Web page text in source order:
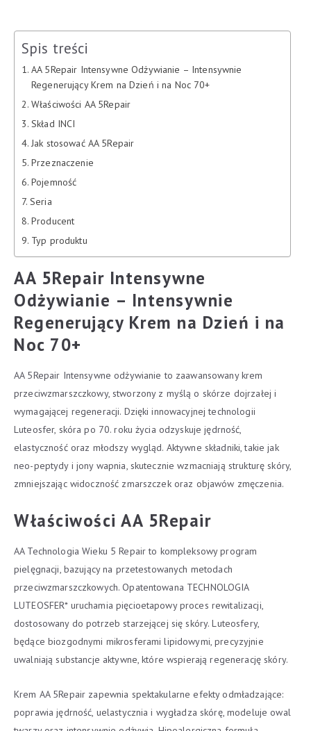
ml
Spis treści
AA 5Repair Intensywne Odżywianie – Intensywnie
Regenerujący Krem na Dzień i na Noc 70+
Właściwości AA 5Repair
Skład INCI
Jak stosować AA 5Repair
Przeznaczenie
Pojemność
Seria
Producent
Typ produktu
AA 5Repair Intensywne
Odżywianie – Intensywnie
Regenerujący Krem na Dzień i na
Noc 70+
AA 5Repair Intensywne odżywianie to zaawansowany krem
przeciwzmarszczkowy, stworzony z myślą o skórze dojrzałej i
wymagającej regeneracji. Dzięki innowacyjnej technologii
Luteosfer, skóra po 70. roku życia odzyskuje jędrność,
elastyczność oraz młodszy wygląd. Aktywne składniki, takie jak
neo-peptydy i jony wapnia, skutecznie wzmacniają strukturę skóry,
zmniejszając widoczność zmarszczek oraz objawów zmęczenia.
Właściwości AA 5Repair
AA Technologia Wieku 5 Repair to kompleksowy program
pielęgnacji, bazujący na przetestowanych metodach
przeciwzmarszczkowych. Opatentowana TECHNOLOGIA
LUTEOSFER* uruchamia pięcioetapowy proces rewitalizacji,
dostosowany do potrzeb starzejącej się skóry. Luteosfery,
będące biozgodnymi mikrosferami lipidowymi, precyzyjnie
uwalniają substancje aktywne, które wspierają regenerację skóry.
Krem AA 5Repair zapewnia spektakularne efekty odmładzające:
poprawia jędrność, uelastycznia i wygładza skórę, modeluje owal